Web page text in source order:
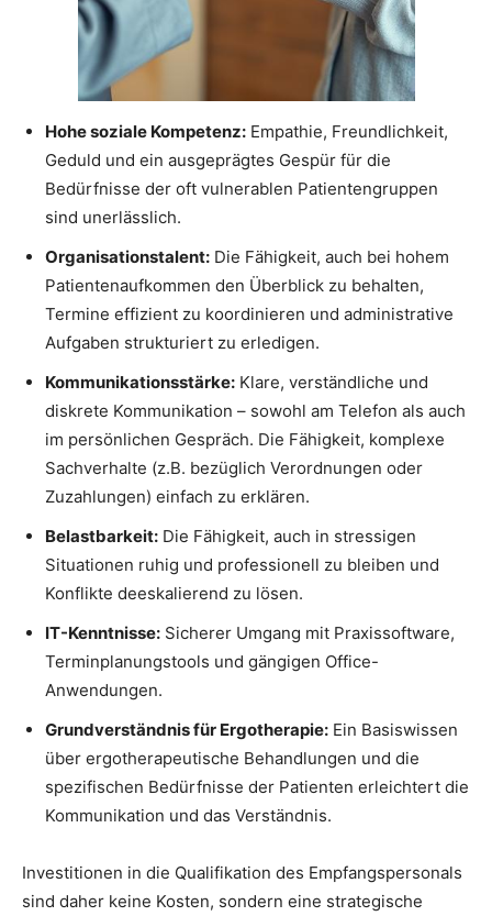
Hohe soziale Kompetenz: Empathie, Freundlichkeit,
Geduld und ein ausgeprägtes Gespür für die
Bedürfnisse der oft vulnerablen Patientengruppen
sind unerlässlich.
Organisationstalent: Die Fähigkeit, auch bei hohem
Patientenaufkommen den Überblick zu behalten,
Termine effizient zu koordinieren und administrative
Aufgaben strukturiert zu erledigen.
Kommunikationsstärke: Klare, verständliche und
diskrete Kommunikation – sowohl am Telefon als auch
im persönlichen Gespräch. Die Fähigkeit, komplexe
Sachverhalte (z.B. bezüglich Verordnungen oder
Zuzahlungen) einfach zu erklären.
Belastbarkeit: Die Fähigkeit, auch in stressigen
Situationen ruhig und professionell zu bleiben und
Konflikte deeskalierend zu lösen.
IT-Kenntnisse: Sicherer Umgang mit Praxissoftware,
Terminplanungstools und gängigen Office-
Anwendungen.
Grundverständnis für Ergotherapie: Ein Basiswissen
über ergotherapeutische Behandlungen und die
spezifischen Bedürfnisse der Patienten erleichtert die
Kommunikation und das Verständnis.
Investitionen in die Qualifikation des Empfangspersonals
sind daher keine Kosten, sondern eine strategische